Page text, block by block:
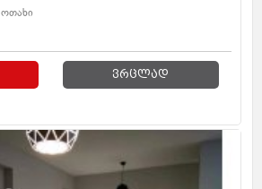
ოთახი
ვრცლად